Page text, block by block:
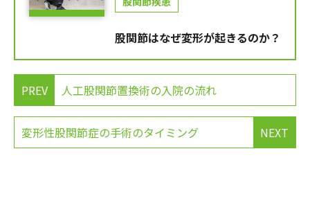
股関節はなぜ変形が起きるのか？
PREV 人工股関節置換術の入院の流れ
NEXT
変形性股関節症の手術のタイミング